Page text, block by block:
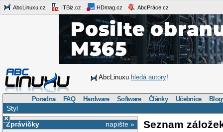
AbcLinuxu.cz ITBiz.cz HDmag.cz AbcPráce.cz
AbcLinuxu hledá autory!
Poradna FAQ Hardware Software Články Učebnice
Styl
×
napište »
Zprávičky
Seznam